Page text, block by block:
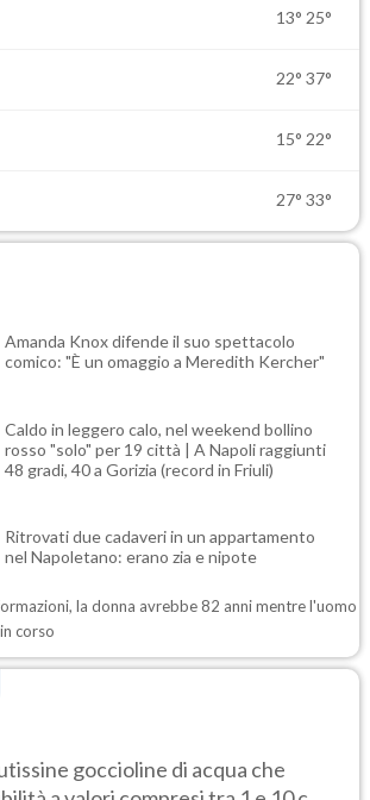
13° 25°
22° 37°
15° 22°
27° 33°
Amanda Knox difende il suo spettacolo
comico: "È un omaggio a Meredith Kercher"
Caldo in leggero calo, nel weekend bollino
rosso "solo" per 19 città | A Napoli raggiunti
48 gradi, 40 a Gorizia (record in Friuli)
Ritrovati due cadaveri in un appartamento
nel Napoletano: erano zia e nipote
la donna avrebbe 82 anni mentre l'uomo
corso
goccioline di acqua che